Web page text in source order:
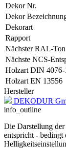
Dekor Nr.
Dekor
Dekorart
Rapport
Nächster RAL-Ton
Nächste NCS-
Holzart DIN 4076-
Holzart EN 13556
Hersteller
DEKODUR
info_outline
Die Darstellung
entspricht - bedingt